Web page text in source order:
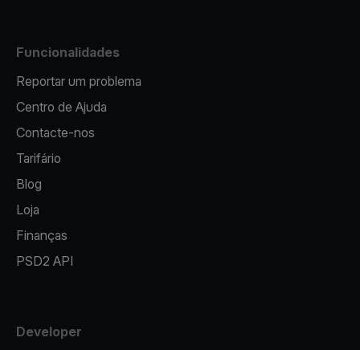
Funcionalidades
Reportar um problema
Centro de Ajuda
Contacte-nos
Tarifário
Blog
Loja
Finanças
PSD2 API
Developer